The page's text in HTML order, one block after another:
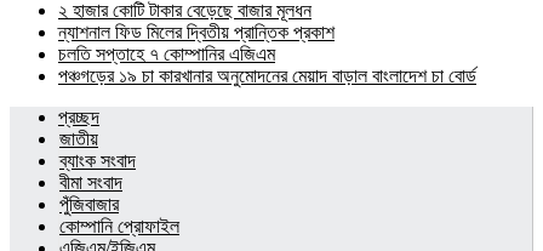
২ হাজার কোটি টাকার বেড়েছে বাজার মূলধন
ন্যাশনাল ফিড মিলের দ্বিতীয় প্রান্তিক প্রকাশ
চলতি সপ্তাহে ৭ কোম্পানির এজিএম
পঞ্চগড়ের ১৯ চা কারখানার অনুমোদনের মেয়াদ বাড়াল বাংলাদেশ চা বোর্ড
প্রচ্ছদ
জাতীয়
ব্যাংক সংবাদ
বীমা সংবাদ
পুঁজিবাজার
কোম্পানি প্রোফাইল